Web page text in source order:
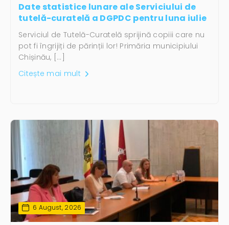
Date statistice lunare ale Serviciului de
tutelă-curatelă a DGPDC pentru luna iulie
Serviciul de Tutelă-Curatelă sprijină copiii care nu
pot fi îngrijiți de părinții lor! Primăria municipiului
Chișinău, […]
Citește mai mult
6 August, 2026